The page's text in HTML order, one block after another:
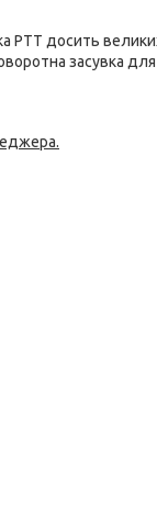
PTT досить
засувка для